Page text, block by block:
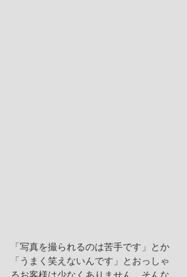
「写真を撮られるのは苦手です」とか
「うまく笑えないんです」とおっしゃ
るお客様は少なくありません。そんな